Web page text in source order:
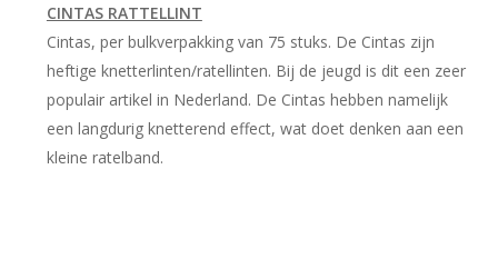
CINTAS RATTELLINT
Cintas, per bulkverpakking van 75 stuks. De Cintas zijn
heftige knetterlinten/ratellinten. Bij de jeugd is dit een zeer
populair artikel in Nederland. De Cintas hebben namelijk
een langdurig knetterend effect, wat doet denken aan een
kleine ratelband.